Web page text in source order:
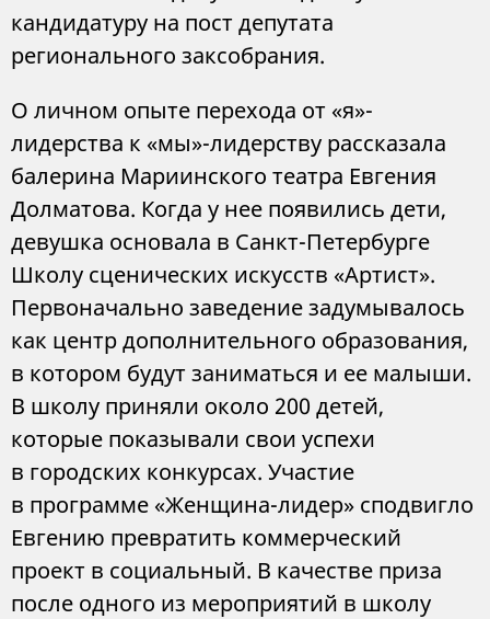
кандидатуру на пост депутата
регионального заксобрания.
О личном опыте перехода от «я»-
лидерства к «мы»-лидерству рассказала
балерина Мариинского театра Евгения
Долматова. Когда у нее появились дети,
девушка основала в Санкт-Петербурге
Школу сценических искусств «Артист».
Первоначально заведение задумывалось
как центр дополнительного образования,
в котором будут заниматься и ее малыши.
В школу приняли около 200 детей,
которые показывали свои успехи
в городских конкурсах. Участие
в программе «Женщина-лидер» сподвигло
Евгению превратить коммерческий
проект в социальный. В качестве приза
после одного из мероприятий в школу